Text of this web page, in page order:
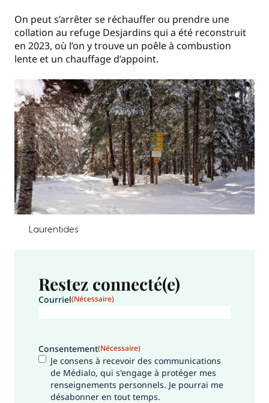
On peut s’arrêter se réchauffer ou prendre une
collation au refuge Desjardins qui a été reconstruit
en 2023, où l’on y trouve un poêle à combustion
lente et un chauffage d’appoint.
Laurentides
Restez connecté(e)
Courriel(Nécessaire)
Consentement(Nécessaire)
Je consens à recevoir des communications
de Médialo, qui s'engage à protéger mes
renseignements personnels. Je pourrai me
désabonner en tout temps.